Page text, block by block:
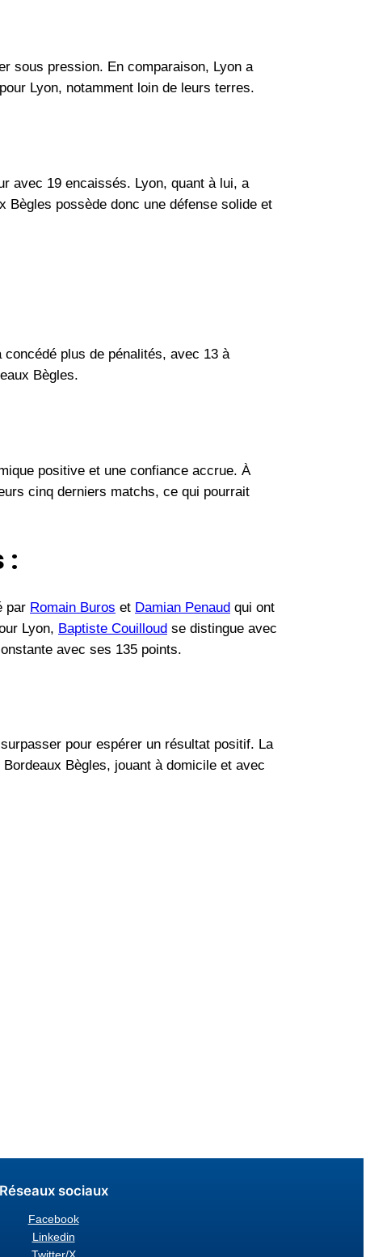
sous pression. En comparaison, Lyon a
Lyon, notamment loin de leurs terres.
avec 19 encaissés. Lyon, quant à lui, a
Bègles possède donc une défense solide et
plus de pénalités, avec 13 à
Bègles.
positive et une confiance accrue. À
cinq derniers matchs, ce qui pourrait
:
par Romain Buros et Damian Penaud qui ont
Lyon, Baptiste Couilloud se distingue avec
avec ses 135 points.
pour espérer un résultat positif. La
Bègles, jouant à domicile et avec
Réseaux sociaux
Facebook
Linkedin